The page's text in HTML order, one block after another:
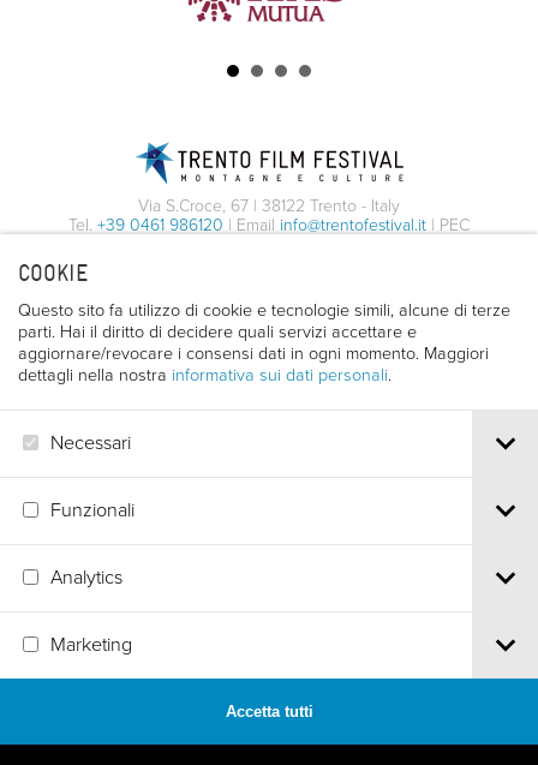
COOKIE
Questo sito fa utilizzo di cookie e tecnologie simili, alcune di terze
parti. Hai il diritto di decidere quali servizi accettare e
aggiornare/revocare i consensi dati in ogni momento. Maggiori
dettagli nella nostra informativa sui dati personali.
Necessari
Funzionali
Analytics
Marketing
Accetta tutti
Via S.Croce, 67 | 38122 Trento - Italy
Tel. +39 0461 986120 | Email info@trentofestival.it | PEC